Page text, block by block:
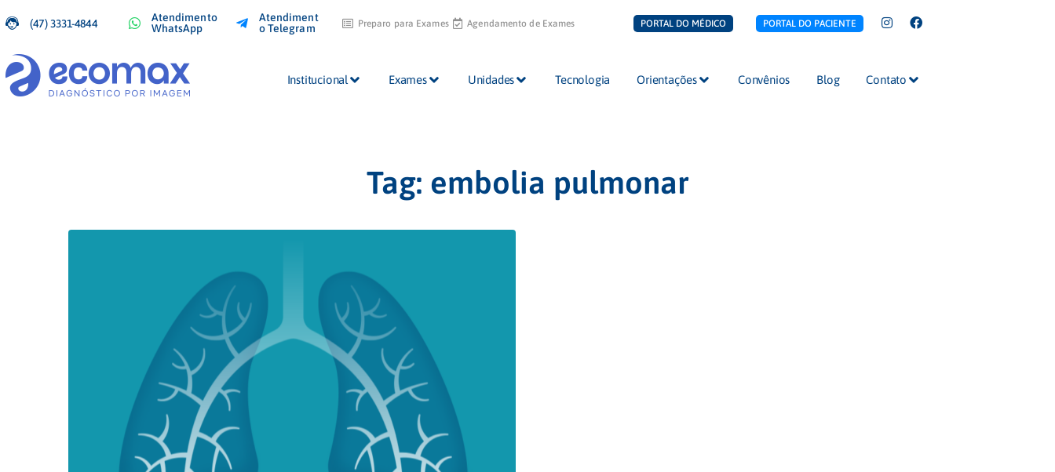
(47) 3331-4844
Atendimento
WhatsApp
Atendiment
o Telegram
Preparo para Exames Agendamento de Exames PORTAL DO MÉDICO PORTAL DO PACIENTE
Institucional Exames Unidades Tecnologia Orientações Convênios Blog Contato
Tag: embolia pulmonar